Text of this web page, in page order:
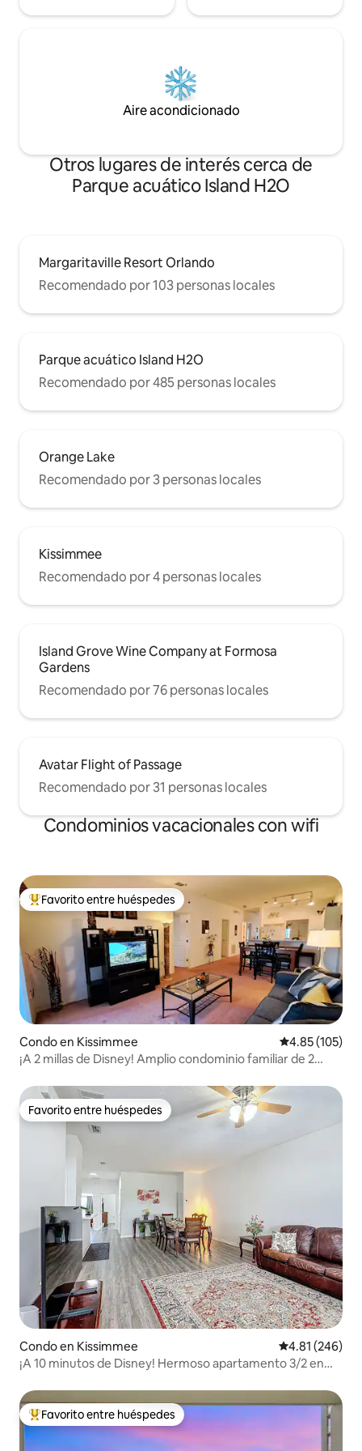
Aire acondicionado
Otros lugares de interés cerca de
Parque acuático Island H2O
Margaritaville Resort Orlando
Recomendado por 103 personas locales
Parque acuático Island H2O
Recomendado por 485 personas locales
Orange Lake
Recomendado por 3 personas locales
Kissimmee
Recomendado por 4 personas locales
Island Grove Wine Company at Formosa
Gardens
Recomendado por 76 personas locales
Avatar Flight of Passage
Recomendado por 31 personas locales
Condominios vacacionales con wifi
Favorito entre huéspedes preferido
Favorito entre huéspedes
Condo en Kissimmee Calificación
4.85 (105)
¡A 2 millas de Disney! Amplio condominio familiar de 2
Favorito entre huéspedes
Favorito entre huéspedes
Condo en Kissimmee Calificación
4.81 (246)
¡A 10 minutos de Disney! Hermoso apartamento 3/2 en
Favorito entre huéspedes preferido
Favorito entre huéspedes